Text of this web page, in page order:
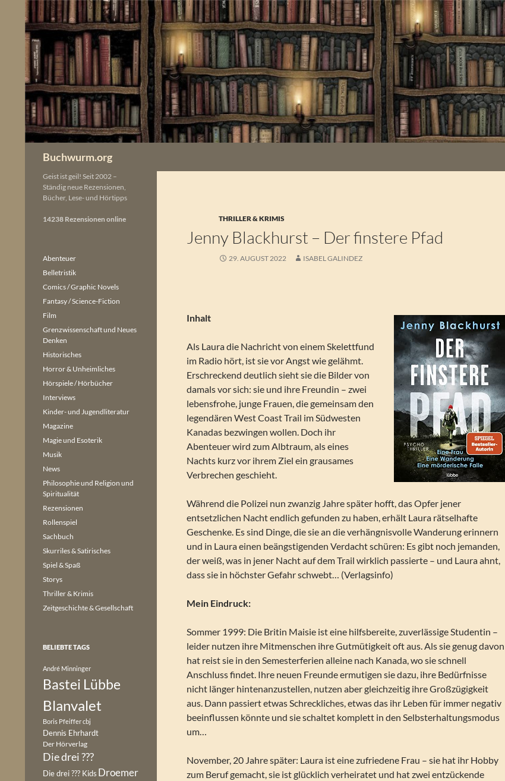
springen
Buchwurm.org
THRILLER & KRIMIS
Jenny Blackhurst – Der finstere Pfad
29. AUGUST 2022 ISABEL GALINDEZ
Inhalt
Als Laura die Nachricht von einem Skelettfund
im Radio hört, ist sie vor Angst wie gelähmt.
Erschreckend deutlich sieht sie die Bilder von
damals vor sich: sie und ihre Freundin – zwei
lebensfrohe, junge Frauen, die gemeinsam den
legendären West Coast Trail im Südwesten
Kanadas bezwingen wollen. Doch ihr
Abenteuer wird zum Albtraum, als eines
Nachts kurz vor ihrem Ziel ein grausames
Verbrechen geschieht.
Während die Polizei nun zwanzig Jahre später hofft, das Opfer jener
entsetzlichen Nacht endlich gefunden zu haben, erhält Laura rätselhafte
Geschenke. Es sind Dinge, die sie an die verhängnisvolle Wanderung erinnern
und in Laura einen beängstigenden Verdacht schüren: Es gibt noch jemanden,
der weiß, was in jener Nacht auf dem Trail wirklich passierte – und Laura ahnt,
dass sie in höchster Gefahr schwebt… (Verlagsinfo)
Mein Eindruck:
Sommer 1999: Die Britin Maisie ist eine hilfsbereite, zuverlässige Studentin –
leider nutzen ihre Mitmenschen ihre Gutmütigkeit oft aus. Als sie genug davon
hat reist sie in den Semesterferien alleine nach Kanada, wo sie schnell
Anschluss findet. Ihre neuen Freunde ermutigen sie dazu, ihre Bedürfnisse
nicht länger hintenanzustellen, nutzen aber gleichzeitig ihre Großzügigkeit
aus. Dann passiert etwas Schreckliches, etwas das ihr Leben für immer negativ
beeinflussen könnte und sie schaltet komplett in den Selbsterhaltungsmodus
um…
November, 20 Jahre später: Laura ist eine zufriedene Frau – sie hat ihr Hobby
zum Beruf gemacht, sie ist glücklich verheiratet und hat zwei entzückende
Geist ist geil! Seit 2002 –
Ständig neue Rezensionen,
Bücher, Lese- und Hörtipps
14238 Rezensionen online
Abenteuer
Belletristik
Comics / Graphic Novels
Fantasy / Science-Fiction
Film
Grenzwissenschaft und Neues
Denken
Historisches
Horror & Unheimliches
Hörspiele / Hörbücher
Interviews
Kinder- und Jugendliteratur
Magazine
Magie und Esoterik
Musik
News
Philosophie und Religion und
Spiritualität
Rezensionen
Rollenspiel
Sachbuch
Skurriles & Satirisches
Spiel & Spaß
Storys
Thriller & Krimis
Zeitgeschichte & Gesellschaft
BELIEBTE TAGS
André Minninger
Bastei Lübbe
Blanvalet
Boris Pfeiffercbj
Dennis Ehrhardt
Der Hörverlag
Die drei ???
Die drei ??? Kids Droemer